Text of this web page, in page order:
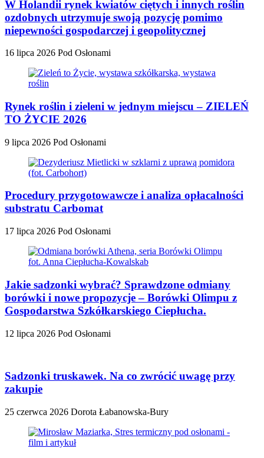
W Holandii rynek kwiatów ciętych i innych roślin
ozdobnych utrzymuje swoją pozycję pomimo
niepewności gospodarczej i geopolitycznej
16 lipca 2026 Pod Osłonami
Rynek roślin i zieleni w jednym miejscu – ZIELEŃ
TO ŻYCIE 2026
9 lipca 2026 Pod Osłonami
Procedury przygotowawcze i analiza opłacalności
substratu Carbomat
17 lipca 2026 Pod Osłonami
Jakie sadzonki wybrać? Sprawdzone odmiany
borówki i nowe propozycje – Borówki Olimpu z
Gospodarstwa Szkółkarskiego Ciepłucha.
12 lipca 2026 Pod Osłonami
Sadzonki truskawek. Na co zwrócić uwagę przy
zakupie
25 czerwca 2026 Dorota Łabanowska-Bury